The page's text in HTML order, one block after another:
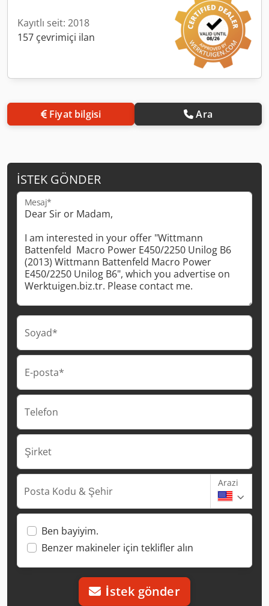
Kayıtlı seit: 2018
157 çevrimiçi ilan
Fiyat bilgisi Ara
İSTEK GÖNDER
Mesaj*
Soyad*
E-posta*
Telefon
Şirket
Posta Kodu & Şehir
Arazi
Ben bayiyim.
Benzer makineler için teklifler alın
İstek gönder